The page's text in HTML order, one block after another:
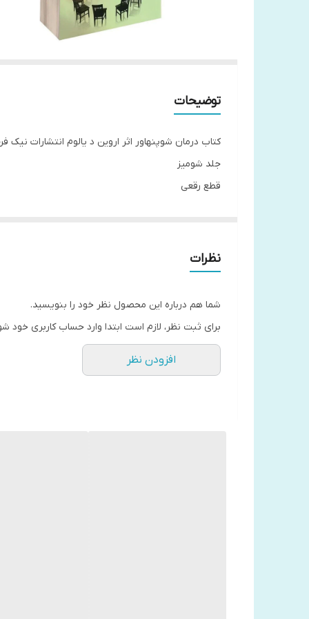
توضیحات
کتاب درمان شوپنهاور اثر اروین د یالوم انتشارات نیک
جلد شومیز
قطع رقعی
کاغذ بالک
نظرات
شما هم درباره این محصول نظر خود را بنویسید.
برای ثبت نظر، لازم است ابتدا وارد حساب کاربری خود
افزودن نظر